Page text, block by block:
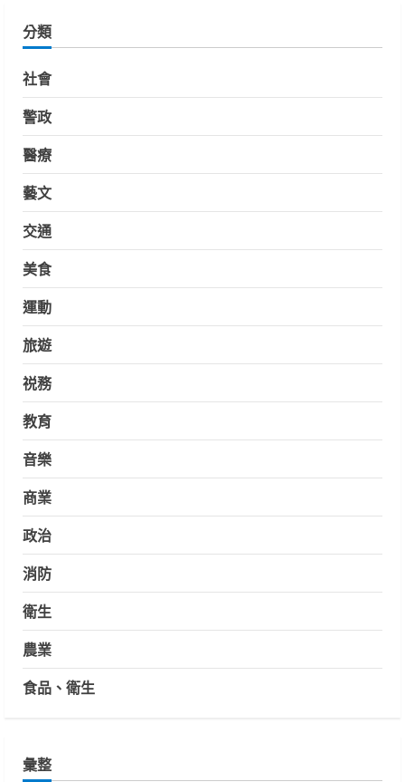
分類
社會
警政
醫療
藝文
交通
美食
運動
旅遊
祱務
教育
音樂
商業
政治
消防
衛生
農業
食品、衛生
彙整